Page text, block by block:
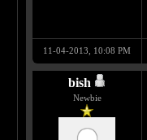
11-04-2013, 10:08 PM
bish
Newbie